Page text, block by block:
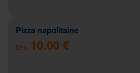
Pizza napolitaine
Dès 10.00 €